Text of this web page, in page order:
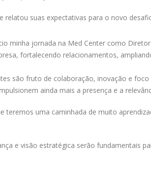
suas expectativas para o novo
minha jornada na Med Center como
fortalecendo relacionamentos,
são fruto de colaboração, inovação e
ainda mais a presença e a
teremos uma caminhada de muito
e visão estratégica serão fundamentais